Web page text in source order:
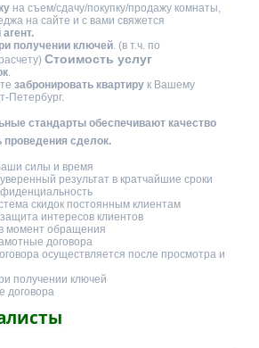
на съем/сдачу/покупку/продажу комнаты,
на сайте и с вами свяжется
получении ключей . (в т.ч. по
Стоимость услуг
забронировать квартиру к Вашему
Петербург.
стандарты обеспечивают качество
сделок.
силы и время
результат в кратчайшие сроки
скидок постоянным клиентам
интересов клиентов
момент обращения
договора
осуществляется после просмотра и
получении ключей
договора